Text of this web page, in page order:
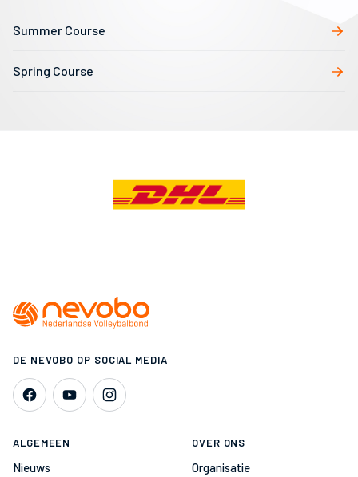
Summer Course
Spring Course
DE NEVOBO OP SOCIAL MEDIA
ALGEMEEN
Nieuws
OVER ONS
Organisatie